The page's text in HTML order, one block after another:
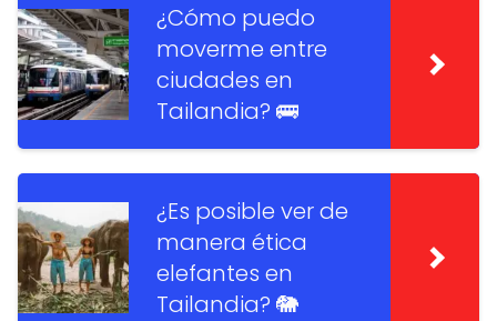
¿Cómo puedo
moverme entre
ciudades en
Tailandia? 🚌
¿Es posible ver de
manera ética
elefantes en
Tailandia? 🐘